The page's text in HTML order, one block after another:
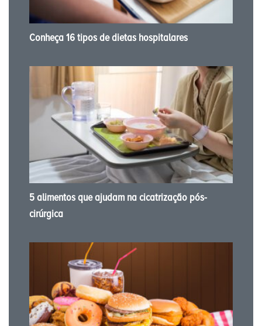
Conheça 16 tipos de dietas hospitalares
5 alimentos que ajudam na cicatrização pós-
cirúrgica